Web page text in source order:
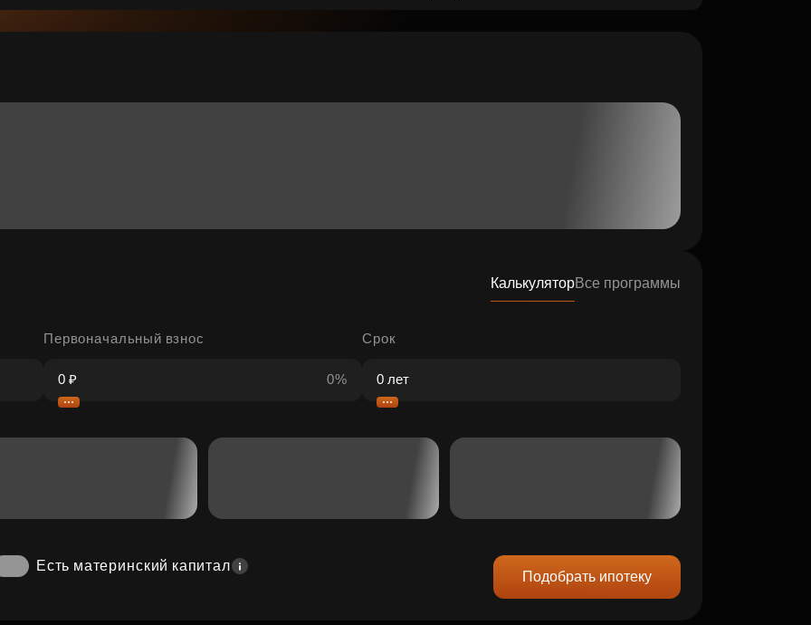
КалькуляторВсе программы
Первоначальный взнос
0%
Срок
Есть материнский капитал
Подобрать ипотеку